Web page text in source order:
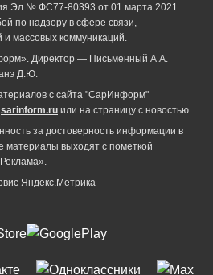
Эл № ФС77-80393 от 01 марта 2021
по надзору в сфере связи,
массовых коммуникаций.
Директор — Письменный А.А.
Д.Ю.
с сайта "СарИнформ"
sarinform.ru или на страницу с новостью.
за достоверность информации в
материалы выходят с пометкой
Яндекс.Метрика